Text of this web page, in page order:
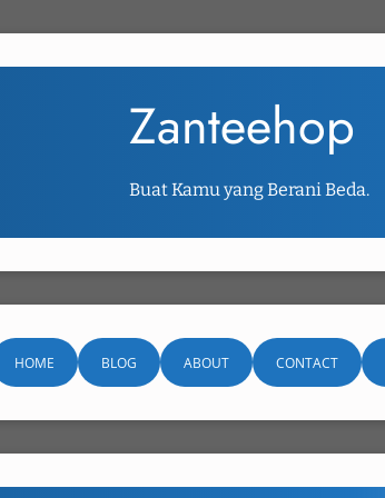
Zanteehop
Buat Kamu yang Berani Beda.
HOME BLOG ABOUT CONTACT